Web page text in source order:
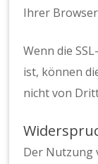
Ihrer
Wenn die
ist, können
nicht von
Der Nutzung